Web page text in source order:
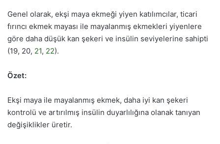
Genel olarak, ekşi maya ekmeği yiyen katılımcılar, ticari
fırıncı ekmek mayası ile mayalanmış ekmekleri yiyenlere
göre daha düşük kan şekeri ve insülin seviyelerine sahipti
(19, 20, 21, 22).
Özet:
Ekşi maya ile mayalanmış ekmek, daha iyi kan şekeri
kontrolü ve artırılmış insülin duyarlılığına olanak tanıyan
değişiklikler üretir.